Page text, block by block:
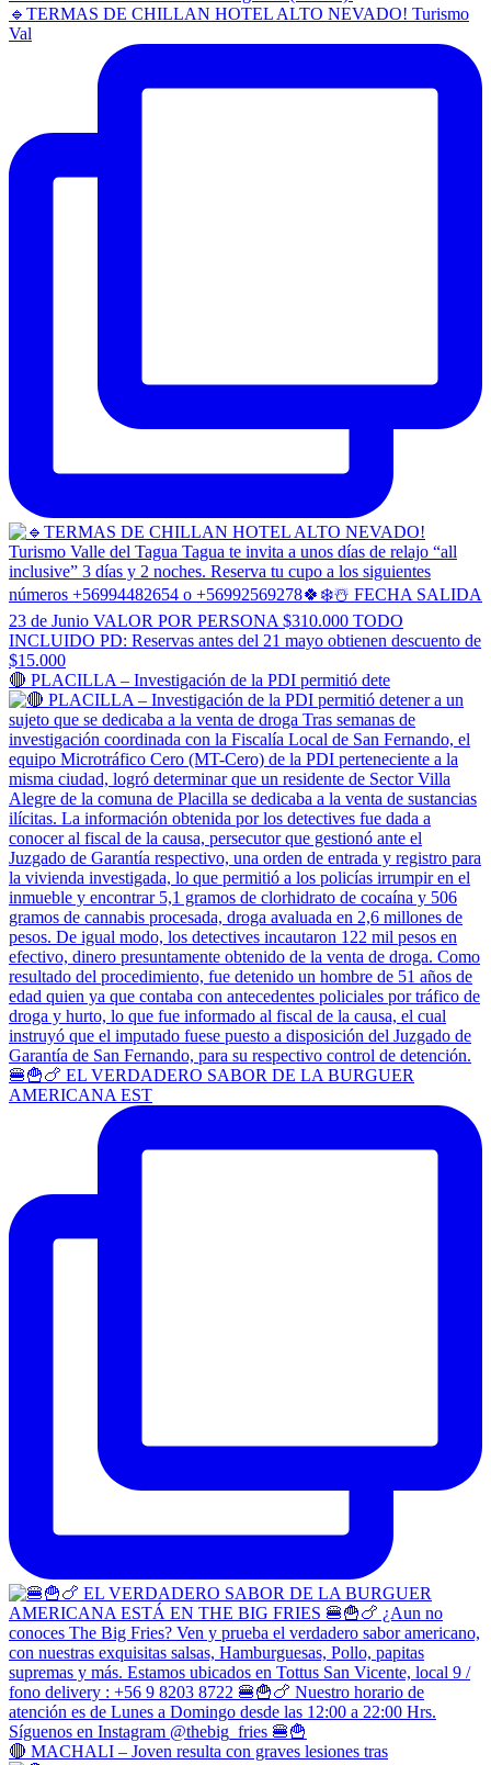
🔹TERMAS DE CHILLAN HOTEL ALTO NEVADO! Turismo
Val
🔴 PLACILLA – Investigación de la PDI permitió dete
🍔🍟🍗 EL VERDADERO SABOR DE LA BURGUER
AMERICANA EST
🔴 MACHALI – Joven resulta con graves lesiones tras